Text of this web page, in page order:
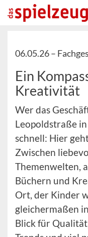
06.05.26 –
Ein
Kreativität
Wer das
Leopoldstraße
schnell: Hier
Zwischen
Themenwelten,
Büchern und
Ort, der Kinder
gleichermaßen
Blick für